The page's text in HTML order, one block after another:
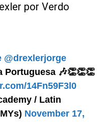
por Verdo
@drexlerjorge
Portuguesa 🎶👏👏👏
14Fn59F3l0
/ Latin
November 17,